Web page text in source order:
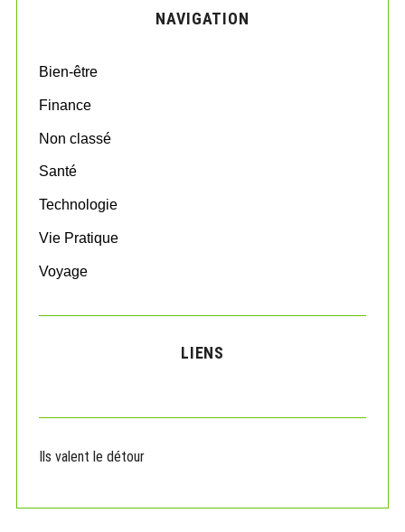
o
:
NAVIGATION
Bien-être
Finance
Non classé
Santé
Technologie
Vie Pratique
Voyage
LIENS
Ils valent le détour